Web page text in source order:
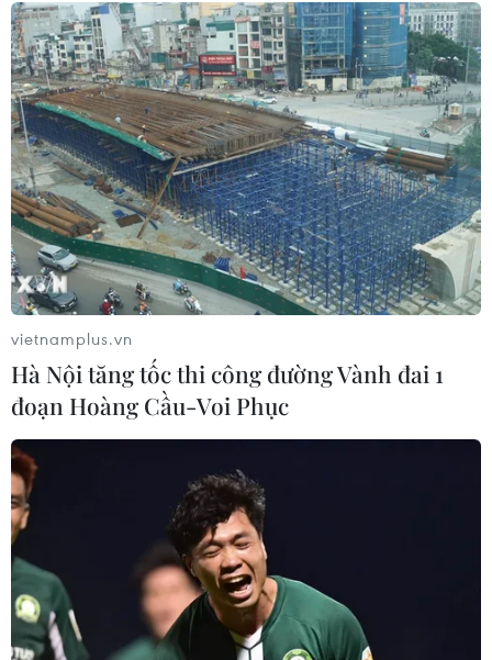
Cảnh báo lừa đảo cấp lại mật khẩu ứng
dụng bảo hiểm xã hội VssID
07/05/2023 04:53
Lợi dụng lòng tin và nhu cầu của người lao động, một
số đối tượng đã giả danh là người của Bảo hiểm xã hội
Việt Nam hỗ trợ, cấp lại mật khẩu ứng dụng VssID
nhằm lừa đảo, chiếm đoạt tài sản.
vietnamplus.vn
Hà Nội tăng tốc thi công đường Vành đai 1
đoạn Hoàng Cầu-Voi Phục